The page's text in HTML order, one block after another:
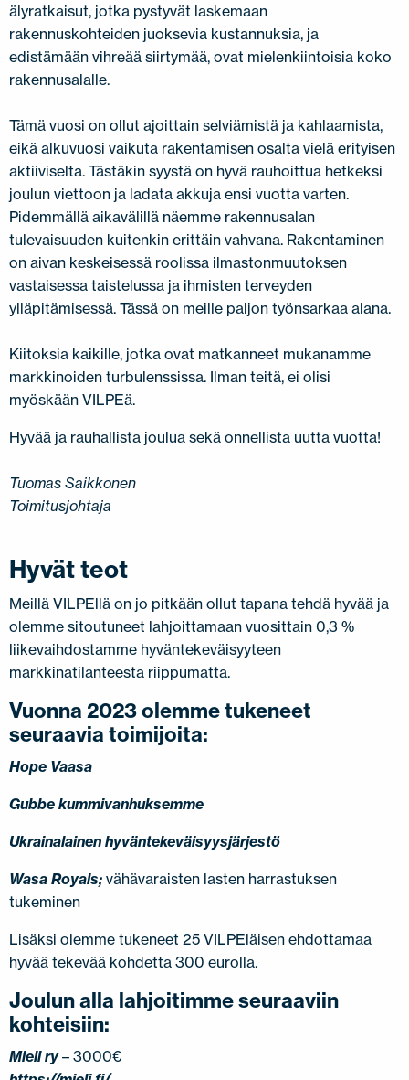
älyratkaisut, jotka pystyvät laskemaan
rakennuskohteiden juoksevia kustannuksia, ja
edistämään vihreää siirtymää, ovat mielenkiintoisia koko
rakennusalalle.
Tämä vuosi on ollut ajoittain selviämistä ja kahlaamista,
eikä alkuvuosi vaikuta rakentamisen osalta vielä erityisen
aktiiviselta. Tästäkin syystä on hyvä rauhoittua hetkeksi
joulun viettoon ja ladata akkuja ensi vuotta varten.
Pidemmällä aikavälillä näemme rakennusalan
tulevaisuuden kuitenkin erittäin vahvana. Rakentaminen
on aivan keskeisessä roolissa ilmastonmuutoksen
vastaisessa taistelussa ja ihmisten terveyden
ylläpitämisessä. Tässä on meille paljon työnsarkaa alana.
Kiitoksia kaikille, jotka ovat matkanneet mukanamme
markkinoiden turbulenssissa. Ilman teitä, ei olisi
myöskään VILPEä.
Hyvää ja rauhallista joulua sekä onnellista uutta vuotta!
Tuomas Saikkonen
Toimitusjohtaja
Hyvät teot
Meillä VILPEllä on jo pitkään ollut tapana tehdä hyvää ja
olemme sitoutuneet lahjoittamaan vuosittain 0,3 %
liikevaihdostamme hyväntekeväisyyteen
markkinatilanteesta riippumatta.
Vuonna 2023 olemme tukeneet
seuraavia toimijoita:
Hope Vaasa
Gubbe kummivanhuksemme
Ukrainalainen hyväntekeväisyysjärjestö
Wasa Royals; vähävaraisten lasten harrastuksen
tukeminen
Lisäksi olemme tukeneet 25 VILPEläisen ehdottamaa
hyvää tekevää kohdetta 300 eurolla.
Joulun alla lahjoitimme seuraaviin
kohteisiin:
Mieli ry– 3000€